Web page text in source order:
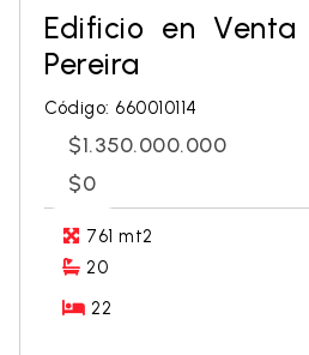
Edificio en
Pereira
Código: 660010114
$1.350.000.000
$0
761 mt2
20
22